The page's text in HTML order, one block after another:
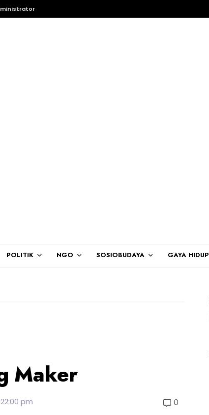
POLITIK NGO SOSIOBUDAYA GAYA HIDUP
Maker
pm 0